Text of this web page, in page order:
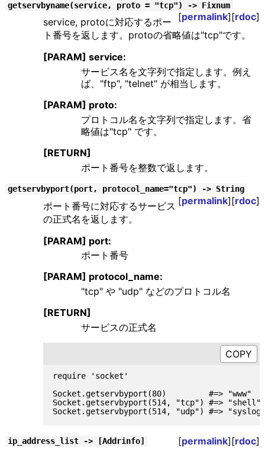
getservbyname(service, proto = "tcp") -> Fixnum
[permalink][rdoc]
service, protoに対応するポー
ト番号を返します。protoの省略値は"tcp"です。
[PARAM] service:
サービス名を文字列で指定します。例え
ば、"ftp", "telnet" が相当します。
[PARAM] proto:
プロトコル名を文字列で指定します。省
略値は"tcp" です。
[RETURN]
ポート番号を整数で返します。
getservbyport(port, protocol_name="tcp") -> String
[permalink][rdoc]
ポート番号に対応するサービス
の正式名を返します。
[PARAM] port:
ポート番号
[PARAM] protocol_name:
"tcp" や "udp" などのプロトコル名
[RETURN]
サービスの正式名
require 'socket'
Socket.getservbyport(80)         #=> "www"
Socket.getservbyport(514, "tcp") #=> "shell"
ip_address_list -> [Addrinfo] [permalink][rdoc]